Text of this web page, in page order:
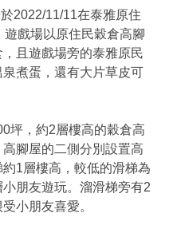
2022/11/11在泰雅原住
戲場以原住民穀倉高腳
且遊戲場旁的泰雅原民
煮蛋，還有大片草皮可
坪，約2層樓高的穀倉高
腳屋的二側分別設置高
1層樓高，較低的滑梯為
朋友遊玩。溜滑梯旁有2
小朋友喜愛。